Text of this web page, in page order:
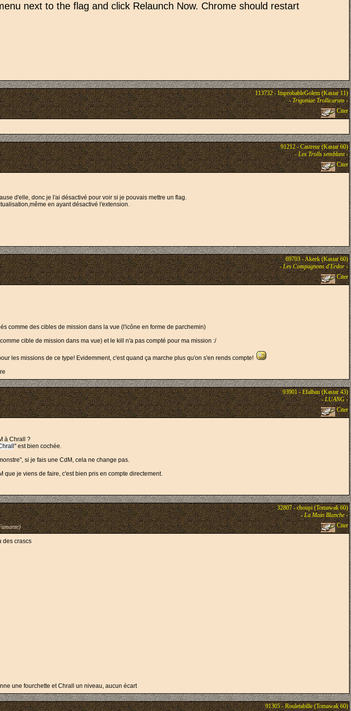
next to the flag and click Relaunch Now. Chrome should restart
113732 - ImprobableGolem (Kastar 11)
-Trigoniae Trollicarum-
Citer
91212 - Castreur (Kastar 60)
-Les Trolls semblant-
Citer
d'elle, donc je l'ai désactivé pour voir si je pouvais mettre un flag.
en ayant désactivé l'extension.
69703 - Akeek (Kastar 60)
-Les Compagnons d'Erdor-
Citer
comme des cibles de mission dans la vue (l'icône en forme de parchemin)
cible de mission dans ma vue) et le kill n'a pas compté pour ma mission :/
les missions de ce type! Evidemment, c'est quand ça marche plus qu'on s'en rends compte!
93901 - Efalban (Kastar 43)
-LUANG-
Citer
à Chrall ?
" est bien cochée.
si je fais une CdM, cela ne change pas.
je viens de faire, c'est bien pris en compte directement.
32807 - choupi (Tomawak 60)
-La Main Blanche-
Citer
des crascs
une fourchette et Chrall un niveau, aucun écart
91305 - Rouletabille (Tomawak 60)